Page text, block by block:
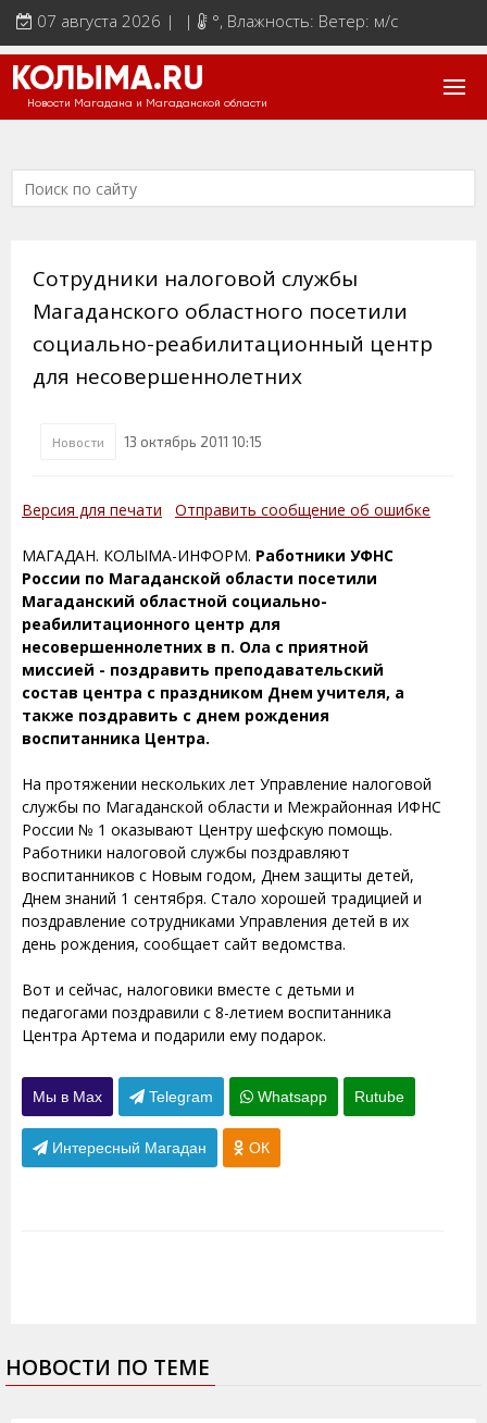
07 августа 2026 | | °, Влажность: Ветер: м/с
КОЛЫМА.RU
Новости Магадана и Магаданской области
Сотрудники налоговой службы
Магаданского областного посетили
социально-реабилитационный центр
для несовершеннолетних
Новости 13 октябрь 2011 10:15
Версия для печати Отправить сообщение об ошибке
МАГАДАН. КОЛЫМА-ИНФОРМ. Работники УФНС
России по Магаданской области посетили
Магаданский областной социально-
реабилитационного центр для
несовершеннолетних в п. Ола с приятной
миссией - поздравить преподавательский
состав центра с праздником Днем учителя, а
также поздравить с днем рождения
воспитанника Центра.
На протяжении нескольких лет Управление налоговой
службы по Магаданской области и Межрайонная ИФНС
России № 1 оказывают Центру шефскую помощь.
Работники налоговой службы поздравляют
воспитанников с Новым годом, Днем защиты детей,
Днем знаний 1 сентября. Стало хорошей традицией и
поздравление сотрудниками Управления детей в их
день рождения, сообщает сайт ведомства.
Вот и сейчас, налоговики вместе с детьми и
педагогами поздравили с 8-летием воспитанника
Центра Артема и подарили ему подарок.
Мы в Max Telegram Whatsapp Rutube
Интересный Магадан ОК
НОВОСТИ ПО ТЕМЕ